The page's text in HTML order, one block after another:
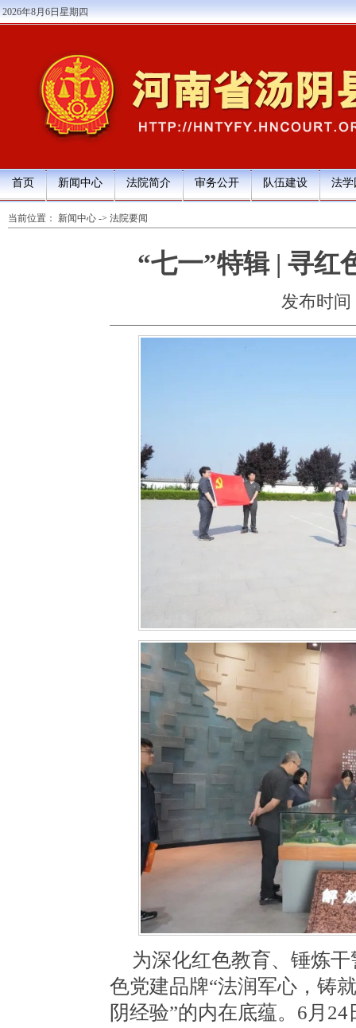
2026年8月6日星期四
首页 新闻中心 法院简介 审务公开 队伍建设 法学
当前位置： 新闻中心 -> 法院要闻
“七一”特辑 | 寻红
发布时间
为深化红色教育、锤炼
色党建品牌“法润军心，铸
阴经验”的内在底蕴。6月